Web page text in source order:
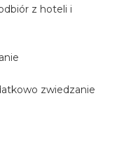
z hoteli i
zwiedzanie